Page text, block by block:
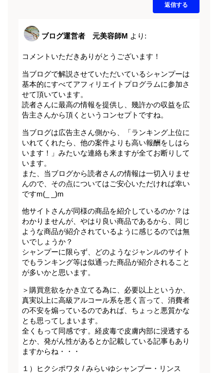
返信する
ブログ運営者 元美容師M より:
コメントいただきありがとうございます！
当ブログで解説させていただいているシャンプーは
基本的にすべてアフィリエイトプログラムに参加さ
せて頂いています。
読者さんに最高の情報を提供し、幾許かの収益を広
告主さんから頂くというコンセプトですね。
当ブログは広告主さん側から、「ランキング上位に
いれてくれたら、他の案件よりも高い報酬をしはら
います！」みたいな連絡も来ますが全てお断りして
います。
また、当ブログから読者さんの情報は一切入りませ
んので、その点についてはご安心いただければ幸い
ですm(_ _)m
他サイトさんが同様の商品を紹介しているのか？は
わかりませんが、やはり良い商品であるから、同じ
ような商品が紹介されているように感じるのでは無
いでしょうか？
シャンプーに限らず、どのようなジャンルのサイト
でもランキング等は似通った商品が紹介されること
が多いかと思います。
＞購買意欲をかき立てる為に、必要以上というか、
真実以上に高級アルコール系を悪く言って、消費者
の不安を煽っているのであれば、ちょっと悪質かな
とも思ってしまいます。
全くもって同感です。経皮毒で皮膚内部に浸透する
とか、発がん性があるとか記載している記事もあり
ますからね・・・
１）ヒクシポワタ / みらいゆシャンプー・リンス